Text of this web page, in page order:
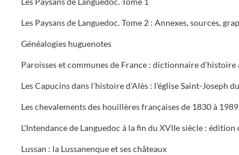
Généalogies huguenotes
Les chevalements des houillères françaises de 1830 à 1989
Lussan : la Lussanenque et ses châteaux